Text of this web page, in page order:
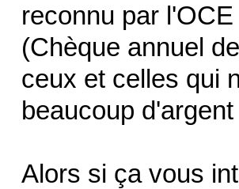
reconnu par
(Chèque annuel
ceux et celles qui
beaucoup
Alors si ça vous